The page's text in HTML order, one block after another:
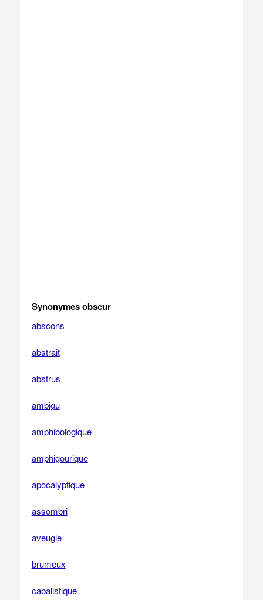
Synonymes obscur
abscons
abstrait
abstrus
ambigu
amphibologique
amphigourique
apocalyptique
assombri
aveugle
brumeux
cabalistique